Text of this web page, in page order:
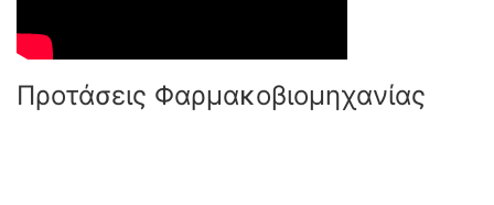
Προτάσεις Φαρμακοβιομηχανίας